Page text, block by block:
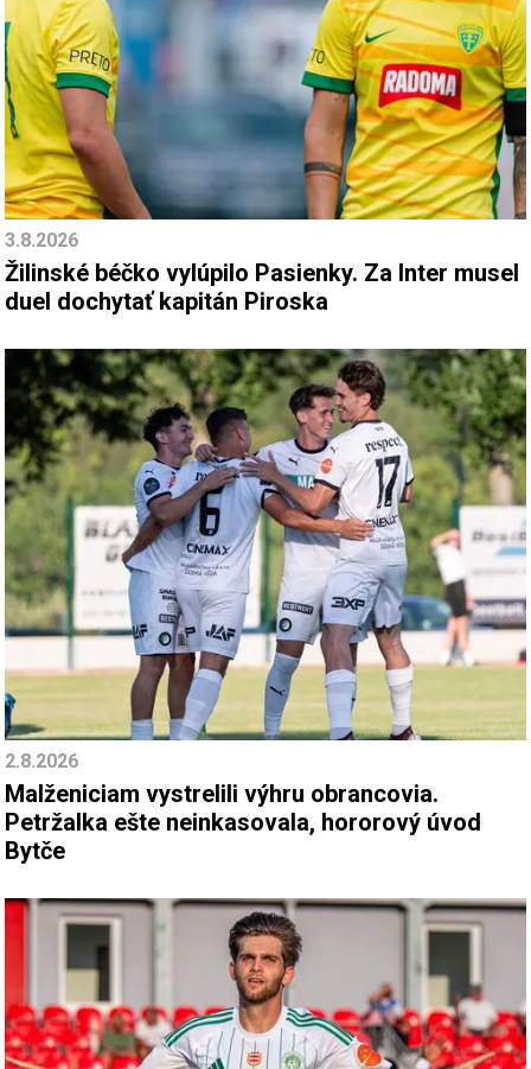
3.8.2026
Žilinské béčko vylúpilo Pasienky. Za Inter musel
duel dochytať kapitán Piroska
2.8.2026
Malženiciam vystrelili výhru obrancovia.
Petržalka ešte neinkasovala, hororový úvod
Bytče